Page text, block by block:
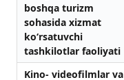
boshqa turizm
sohasida xizmat
ko‘rsatuvchi
tashkilotlar faoliyati
Kino- videofilmlаr vа